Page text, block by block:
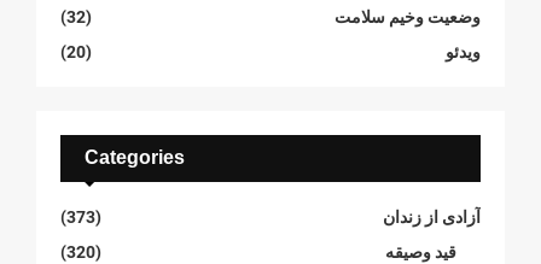
وضعیت وخیم سلامت
(32)
ویدئو
(20)
Categories
آزادی از زندان
(373)
قید وصیقه
(320)